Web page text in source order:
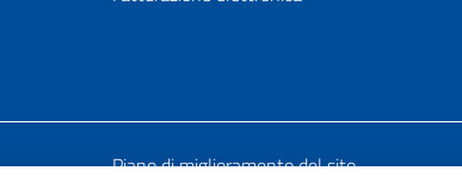
Piano di miglioramento del sito